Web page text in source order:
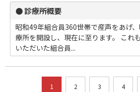
● 診療所概要
昭和49年組合員360世帯で産声をあげ
療所を開設し、現在に至ります。 これ
いただいた組合員...
1 2 3 4